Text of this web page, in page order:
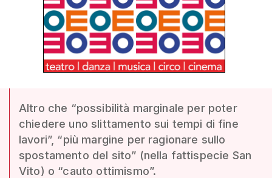
Altro che “possibilità marginale per poter
chiedere uno slittamento sui tempi di fine
lavori”, “più margine per ragionare sullo
spostamento del sito” (nella fattispecie San
Vito) o “cauto ottimismo”.